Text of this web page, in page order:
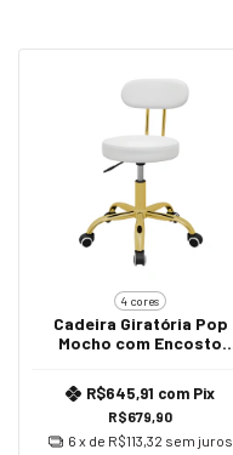
4 cores
Cadeira Giratória Pop
Mocho com Encosto
R$679,90
R$645,91 com Pix
6 x de R$113,32 sem juros